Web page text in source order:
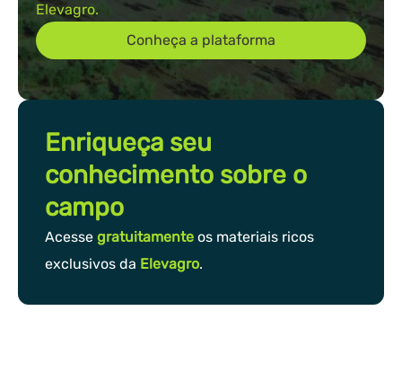
Elevagro.
Conheça a plataforma
Enriqueça seu
conhecimento sobre o
campo
Acesse gratuitamente os materiais ricos
exclusivos da Elevagro.